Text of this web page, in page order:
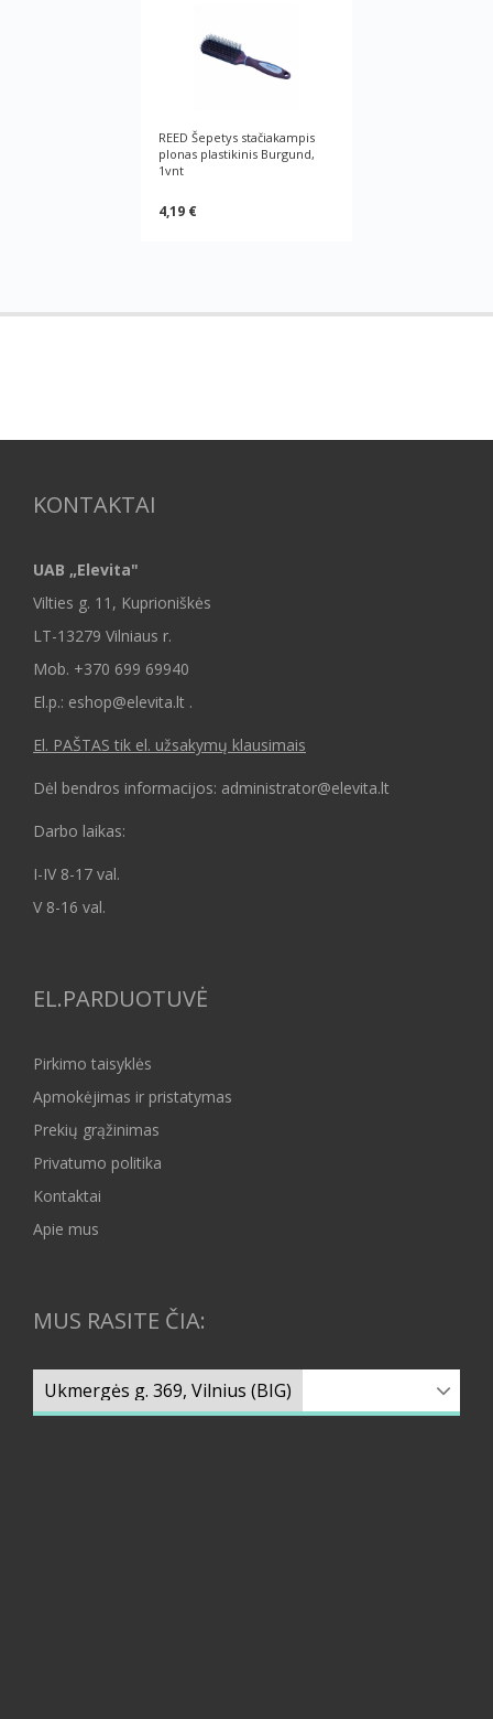
REED Šepetys stačiakampis
plonas plastikinis Burgund,
1vnt
4,19 €
KONTAKTAI
UAB „Elevita"
Vilties g. 11, Kuprioniškės
LT-13279 Vilniaus r.
Mob. +370 699 69940
El.p.: eshop@elevita.lt .
El. PAŠTAS tik el. užsakymų klausimais
Dėl bendros informacijos: administrator@elevita.lt
Darbo laikas:
I-IV 8-17 val.
V 8-16 val.
EL.PARDUOTUVĖ
Pirkimo taisyklės
Apmokėjimas ir pristatymas
Prekių grąžinimas
Privatumo politika
Kontaktai
Apie mus
MUS RASITE ČIA: